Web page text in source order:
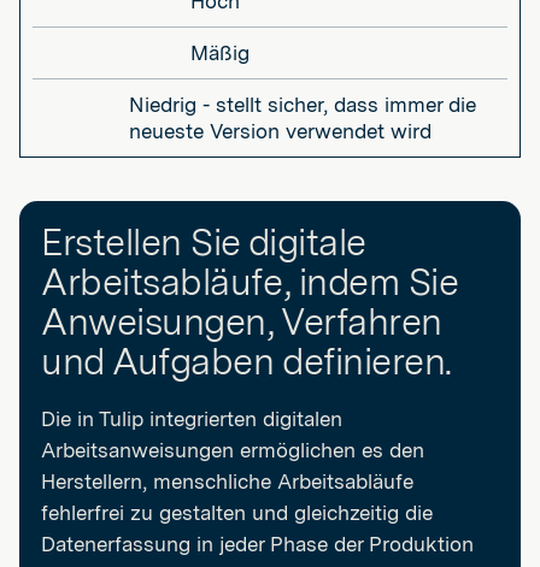
Mäßig
Niedrig - stellt sicher, dass immer die
neueste Version verwendet wird
Erstellen Sie digitale
Arbeitsabläufe, indem Sie
Anweisungen, Verfahren
und Aufgaben definieren.
Die in Tulip integrierten digitalen
Arbeitsanweisungen ermöglichen es den
Herstellern, menschliche Arbeitsabläufe
fehlerfrei zu gestalten und gleichzeitig die
Datenerfassung in jeder Phase der Produktion